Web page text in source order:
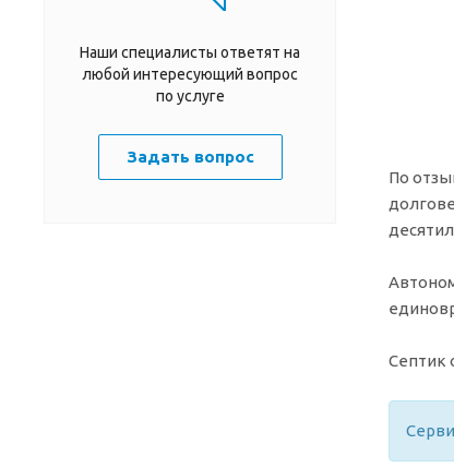
По
Септик
Наши специалисты ответят на
любой интересующий вопрос
по услуге
Задать вопрос